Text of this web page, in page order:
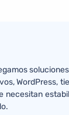
WordPress,
necesitan